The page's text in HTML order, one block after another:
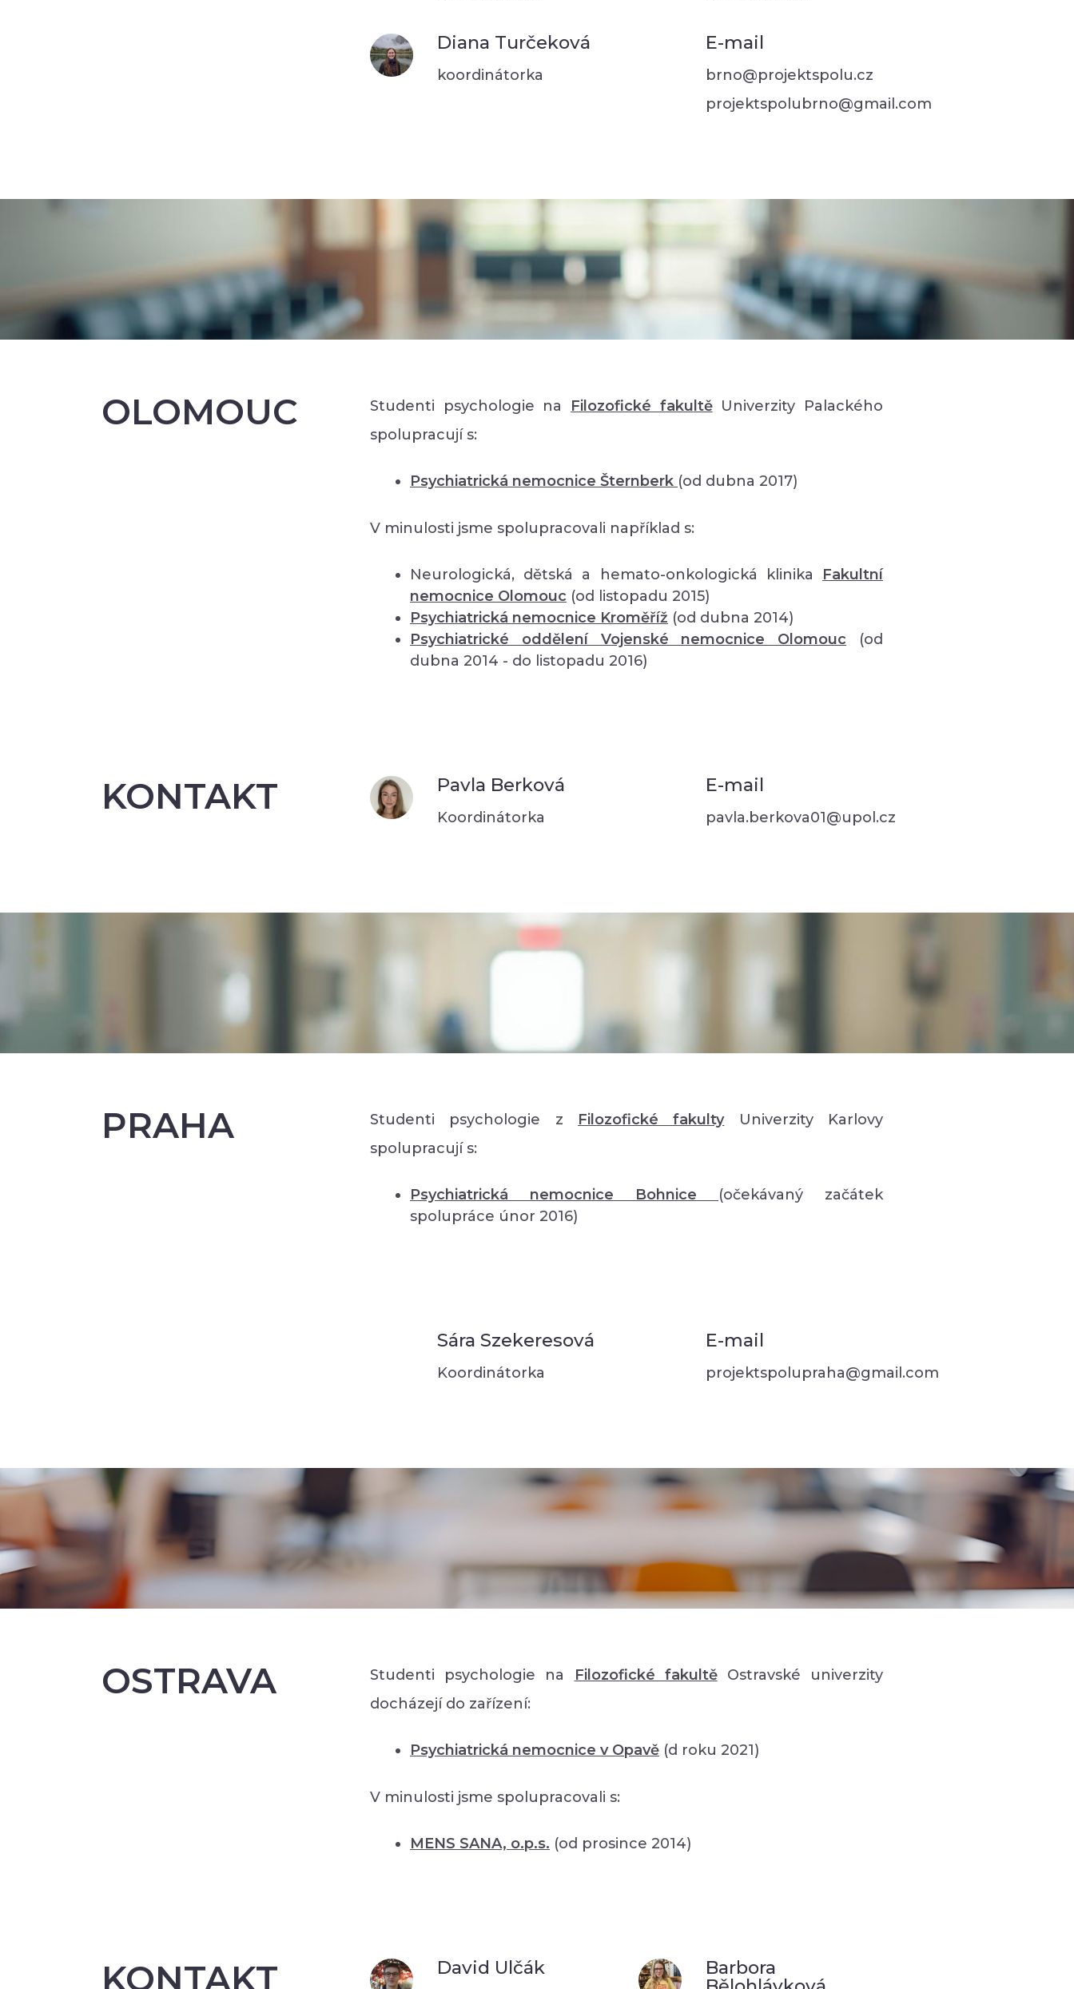
Diana Turčeková
koordinátorka
E-mail
brno@projektspolu.cz
projektspolubrno@gmail.com
OLOMOUC Studenti psychologie na Filozofické faku ltěUniverzity Palackého
spolupracují s:
Psychiatrická nemocnice Šternberk (od dubna 2017)
V minulosti jsme spolupracovali například s:
Neurologická, dětská a hemato-onkologická klinika Fakultní
nemocnice Olomouc (od listopadu 2015)
Psychiatrická nemocnice Kroměříž (od dubna 2014)
Psychiatrické oddělení Vojenské nemocnice Olomouc (od
dubna 2014 - do listopadu 2016)
KONTAKT Pavla Berková
Koordinátorka
E-mail
pavla.berkova01@upol.cz
PRAHA Studenti psychologie z Filozofické fakulty
Univerzity Karlovy
spolupracují s:
Psychiatrická nemocnice Bohnice (očekávaný začátek
spolupráce únor 2016)
Sára Szekeresová
Koordinátorka
E-mail
projektspolupraha@gmail.com
OSTRAVA Studenti psychologie na Filozofické fakultěOstravské univerzity
docházejí do zařízení:
Psychiatrická nemocnice v Opavě (d roku 2021)
V minulosti jsme spolupracovali s:
MENS SANA, o.p.s. (od prosince 2014)
KONTAKT David Ulčák
Barbora